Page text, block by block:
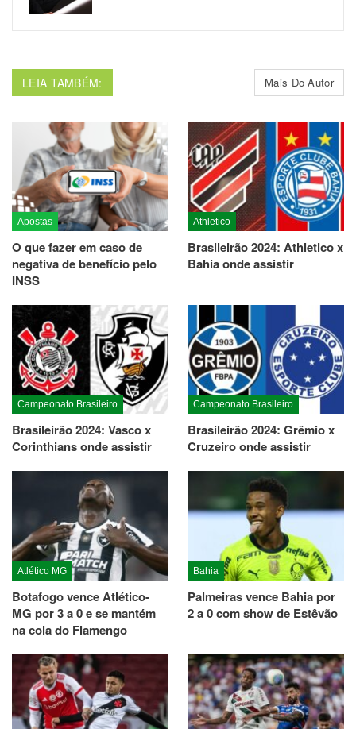
LEIA TAMBÉM: Mais Do Autor
Apostas
O que fazer em caso de
negativa de benefício pelo
INSS
Athletico
Brasileirão 2024: Athletico x
Bahia onde assistir
Campeonato Brasileiro
Brasileirão 2024: Vasco x
Corinthians onde assistir
Campeonato Brasileiro
Brasileirão 2024: Grêmio x
Cruzeiro onde assistir
Atlético MG
Botafogo vence Atlético-
MG por 3 a 0 e se mantém
na cola do Flamengo
Bahia
Palmeiras vence Bahia por
2 a 0 com show de Estêvão